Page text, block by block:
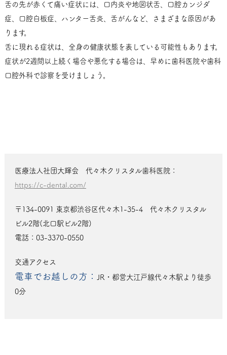
舌の先が赤くて痛い症状には、口内炎や地図状舌、口腔カンジダ
症、口腔白板症、ハンター舌炎、舌がんなど、さまざまな原因があ
ります。
舌に現れる症状は、全身の健康状態を表している可能性もあります。
症状が2週間以上続く場合や悪化する場合は、早めに歯科医院や歯科
口腔外科で診察を受けましょう。
医療法人社団大輝会 代々木クリスタル歯科医院：
https://c-dental.com/
〒134-0091 東京都渋谷区代々木1-35-4 代々木クリスタル
ビル2階(北口駅ビル2階)
電話：03-3370-0550
交通アクセス
電車でお越しの方：
JR・都営大江戸線代々木駅より徒歩
0分